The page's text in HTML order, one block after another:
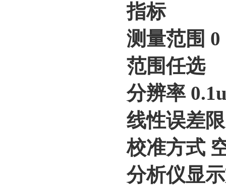
指标
测量范围
范围任选
分辨率
线性误差
校准方式
分析仪显